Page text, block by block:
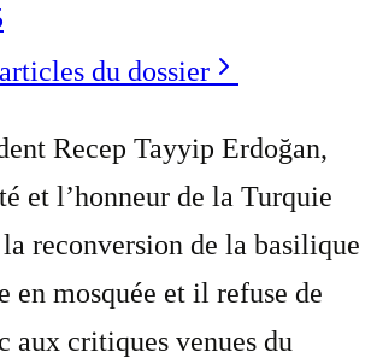
du dossier
Recep Tayyip Erdoğan,
et l’honneur de la Turquie
reconversion de la basilique
en mosquée et il refuse de
aux critiques venues du